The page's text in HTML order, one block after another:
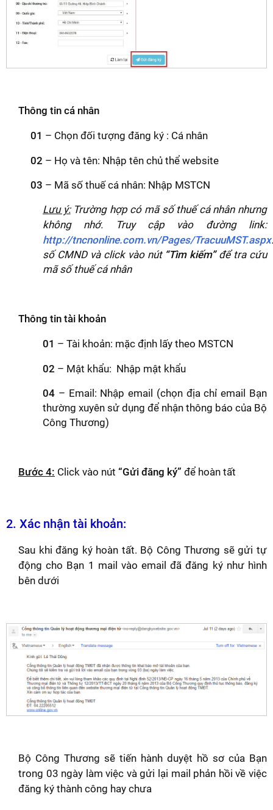
Thông tin cá nhân
01 – Chọn đối tượng đăng ký : Cá nhân
02 – Họ và tên: Nhập tên chủ thể website
03 – Mã số thuế cá nhân: Nhập MSTCN
Lưu ý:Trường hợp có mã số thuế cá nhân nhưng
không nhớ.
Truy cập vào đường link:
http://tncnonline.com.vn/Pages/TracuuMST.aspx
số CMND và click vào nút “Tìm kiếm”để tra cứu
mã số thuế cá nhân
Thông tin tài khoản
01 – Tài khoản: mặc định lấy theo MSTCN
02 – Mật khẩu: Nhập mật khẩu
04 – Email: Nhập email (chọn địa chỉ email Bạn
thường xuyên sử dụng để nhận thông báo của Bộ
Công Thương)
Bước 4: Click vào nút “Gửi đăng ký” để hoàn tất
2. Xác nhận tài khoản:
Sau khi đăng ký hoàn tất. Bộ Công Thương sẽ gửi tự
động cho Bạn 1 mail vào email đã đăng ký như hình
bên dưới
Bộ Công Thương sẽ tiến hành duyệt hồ sơ của Bạn
trong 03 ngày làm việc và gửi lại mail phản hồi về việc
đăng ký thành công hay chưa